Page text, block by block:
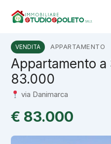
VENDITA APPARTAMENTO
Appartamento
83.000
via Danimarca
€ 83.000